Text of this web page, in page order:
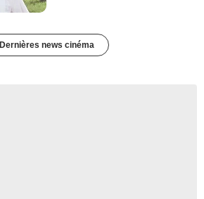
Dernières news cinéma